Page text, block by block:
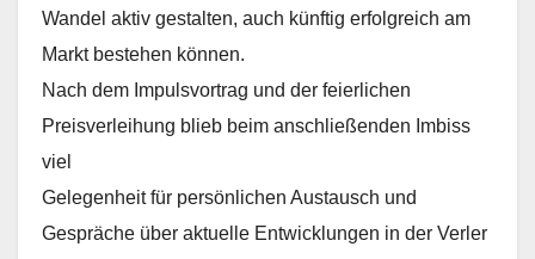
Wandel aktiv gestalten, auch künftig erfolgreich am
Markt bestehen können.
Nach dem Impulsvortrag und der feierlichen
Preisverleihung blieb beim anschließenden Imbiss
viel
Gelegenheit für persönlichen Austausch und
Gespräche über aktuelle Entwicklungen in der Verler